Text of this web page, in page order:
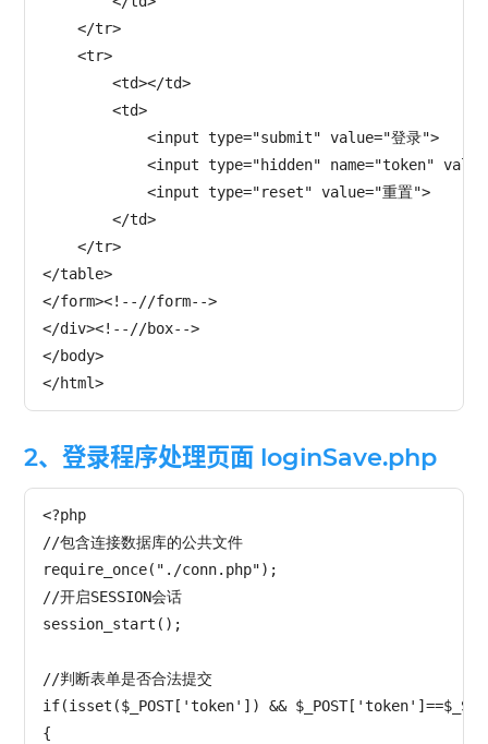
    </tr>
    <tr>
        <td></td>
        <td>
            <input type="submit" value="登录">
<input type="hidden" name="token"
            <input type="reset" value="重置">
        </td>
    </tr>
</table>
</form><!--//form-->
</div><!--//box-->
</body>
2、登录程序处理页面 loginSave.php
<?php
//包含连接数据库的公共文件
require_once("./conn.php");
//开启SESSION会话
session_start();
//判断表单是否合法提交
if(isset($_POST['token']) &&
{